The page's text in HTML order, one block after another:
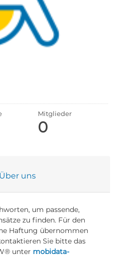
Mitglieder
0
Über uns
um passende,
zu finden. Für den
Haftung übernommen
Sie bitte das
unter mobidata-